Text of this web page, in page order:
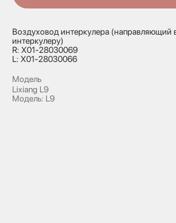
Воздуховод интеркулера (направляющий
интеркулеру)
R: X01-28030069
L: X01-28030066
Модель
Lixiang L9
Модель: L9